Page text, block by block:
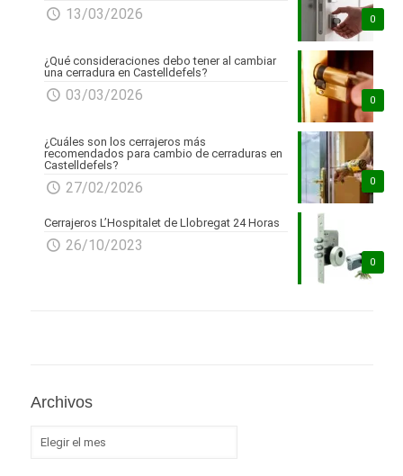
0
13/03/2026
0
¿Qué consideraciones debo tener al cambiar
una cerradura en Castelldefels?
03/03/2026
0
¿Cuáles son los cerrajeros más
recomendados para cambio de cerraduras en
Castelldefels?
27/02/2026
0
Cerrajeros L’Hospitalet de Llobregat 24 Horas
26/10/2023
Archivos
Archivos